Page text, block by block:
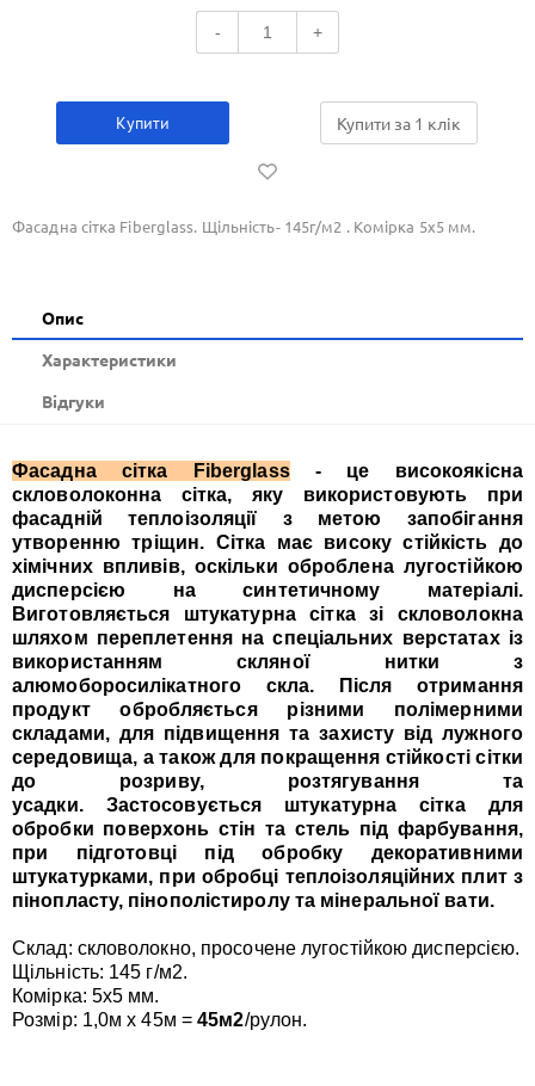
- +
Купити Купити за 1 клiк
Фасадна сітка Fiberglass. Щільність- 145г/м2 . Комірка 5х5 мм.
Опис
Xарактеристики
Відгуки
Фасадна сітка Fiberglass- це високоякісна
скловолоконна сітка, яку використовують при
фасадній теплоізоляції з метою запобігання
утворенню тріщин. Сітка має високу стійкість до
хімічних впливів, оскільки оброблена лугостійкою
дисперсією на синтетичному матеріалі.
Виготовляється штукатурна сітка зі скловолокна
шляхом переплетення на спеціальних верстатах із
використанням скляної нитки з
алюмоборосилікатного скла. Після отримання
продукт обробляється різними полімерними
складами, для підвищення та захисту від лужного
середовища, а також для покращення стійкості сітки
до розриву, розтягування та
усадки. Застосовується штукатурна сітка для
обробки поверхонь стін та стель під фарбування,
при підготовці під обробку декоративними
штукатурками, при обробці теплоізоляційних плит з
пінопласту, пінополістиролу та мінеральної вати.
Склад: скловолокно, просочене лугостійкою дисперсією.
Щільність: 145 г/м2.
Комірка: 5х5 мм.
Розмір: 1,0м х 45м =45м2/рулон.